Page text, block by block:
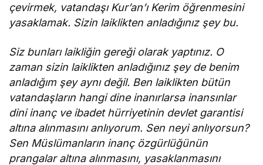
çevirmek, vatandaşı Kur’an’ı Kerim öğrenmesini
yasaklamak. Sizin laiklikten anladığınız şey bu.
Siz bunları laikliğin gereği olarak yaptınız. O
zaman sizin laiklikten anladığınız şey de benim
anladığım şey aynı değil. Ben laiklikten bütün
vatandaşların hangi dine inanırlarsa inansınlar
dini inanç ve ibadet hürriyetinin devlet garantisi
altına alınmasını anlıyorum. Sen neyi anlıyorsun?
Sen Müslümanların inanç özgürlüğünün
prangalar altına alınmasını, yasaklanmasını